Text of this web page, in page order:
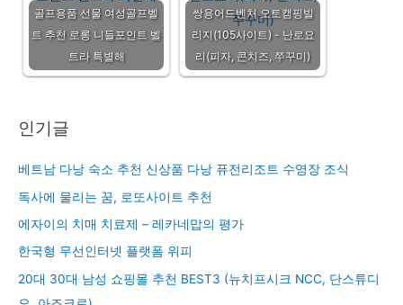
골프용품 선물 여성골프벨
트 추천 로롱 니들포인트 벨
트라 특별해
쌍용어드벤처 오토캠핑빌
리지(105사이트) - 난로요
리(피자, 콘치즈, 쭈꾸미)
인기글
베트남 다낭 숙소 추천 신상품 다낭 퓨전리조트 수영장 조식
독사에 물리는 꿈, 로또사이트 추천
에자이의 치매 치료제 – 레카네맙의 평가
한국형 무선인터넷 플랫폼 위피
20대 30대 남성 쇼핑몰 추천 BEST3 (뉴치프시크 NCC, 단스튜디